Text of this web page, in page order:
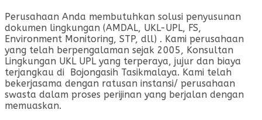
Perusahaan Anda membutuhkan solusi penyusunan
dokumen lingkungan (AMDAL, UKL-UPL, FS,
Environment Monitoring, STP, dll) . Kami perusahaan
yang telah berpengalaman sejak 2005, Konsultan
Lingkungan UKL UPL yang terperaya, jujur dan biaya
terjangkau di Bojongasih Tasikmalaya. Kami telah
bekerjasama dengan ratusan instansi/ perusahaan
swasta dalam proses perijinan yang berjalan dengan
memuaskan.